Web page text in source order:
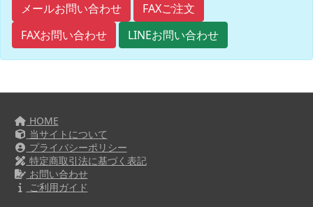
メールお問い合わせ
FAXご注文
FAXお問い合わせ
LINEお問い合わせ
HOME
当サイトについて
プライバシーポリシー
特定商取引法に基づく表記
お問い合わせ
ご利用ガイド